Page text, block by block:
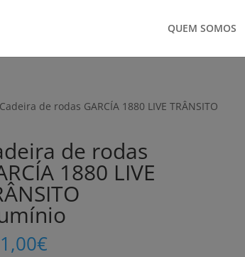
QUEM SOMOS
de rodas GARCÍA 1880 LIVE TRÂNSITO
de rodas
1880 LIVE
€